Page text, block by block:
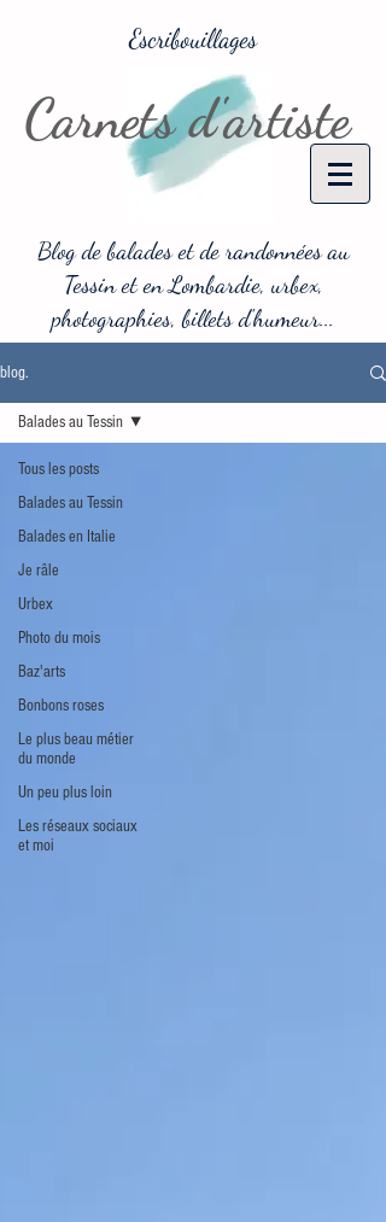
Escribouillages
Carnets d'artiste
Blog de balades et de randonnées au
Tessin et en Lombardie, urbex,
photographies, billets d'humeur...
blog.
Tous les posts
Balades au Tessin
Balades en Italie
Je râle
Urbex
Photo du mois
Baz'arts
Bonbons roses
Le plus beau métier
du monde
Un peu plus loin
Les réseaux sociaux
et moi
Balades au Tessin